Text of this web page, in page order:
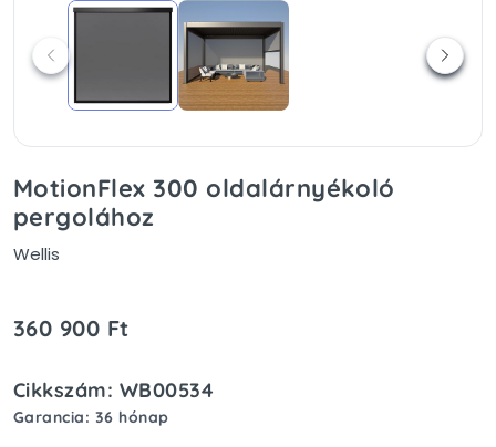
MotionFlex 300 oldalárnyékoló
pergolához
Wellis
360 900 Ft
Cikkszám: WB00534
Garancia: 36 hónap